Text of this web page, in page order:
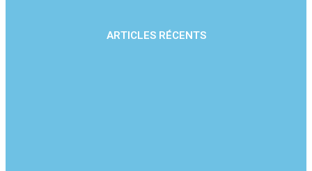
ARTICLES RÉCENTS